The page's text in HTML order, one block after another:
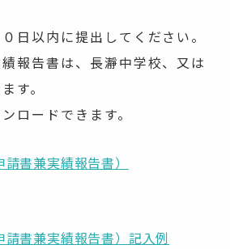
日以内に提出してください。
報告書は、長瀞中学校、又は
す。
ロードできます。
書兼実績報告書）
請書兼実績報告書）記入例